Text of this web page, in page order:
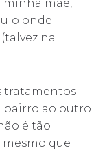
minha mãe,
onde
na
tratamentos
bairro ao outro
é tão
que